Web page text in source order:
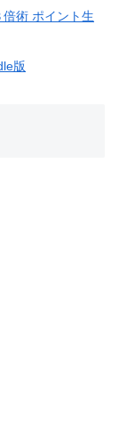
術 ポイント生
版